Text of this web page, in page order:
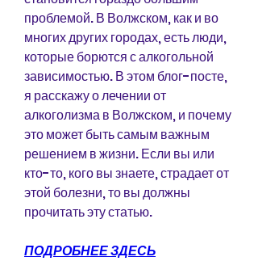
проблемой. В Волжском, как и во
многих других городах, есть люди,
которые борются с алкогольной
зависимостью. В этом блог-посте,
я расскажу о лечении от
алкоголизма в Волжском, и почему
это может быть самым важным
решением в жизни. Если вы или
кто-то, кого вы знаете, страдает от
этой болезни, то вы должны
прочитать эту статью.
ПОДРОБНЕЕ ЗДЕСЬ